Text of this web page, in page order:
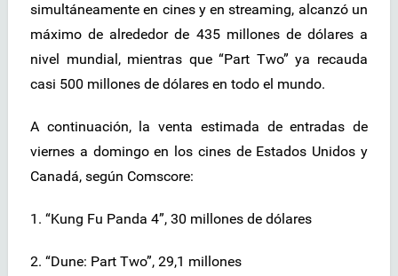
simultáneamente en cines y en streaming, alcanzó un
máximo de alrededor de 435 millones de dólares a
nivel mundial, mientras que “Part Two” ya recauda
casi 500 millones de dólares en todo el mundo.
A continuación, la venta estimada de entradas de
viernes a domingo en los cines de Estados Unidos y
Canadá, según Comscore:
1. “Kung Fu Panda 4”, 30 millones de dólares
2. “Dune: Part Two”, 29,1 millones